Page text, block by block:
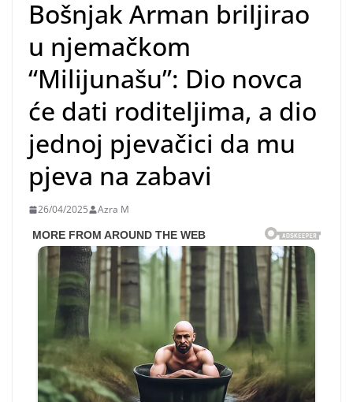
Bošnjak Arman briljirao
u njemačkom
“Milijunašu”: Dio novca
će dati roditeljima, a dio
jednoj pjevačici da mu
pjeva na zabavi
26/04/2025 Azra M